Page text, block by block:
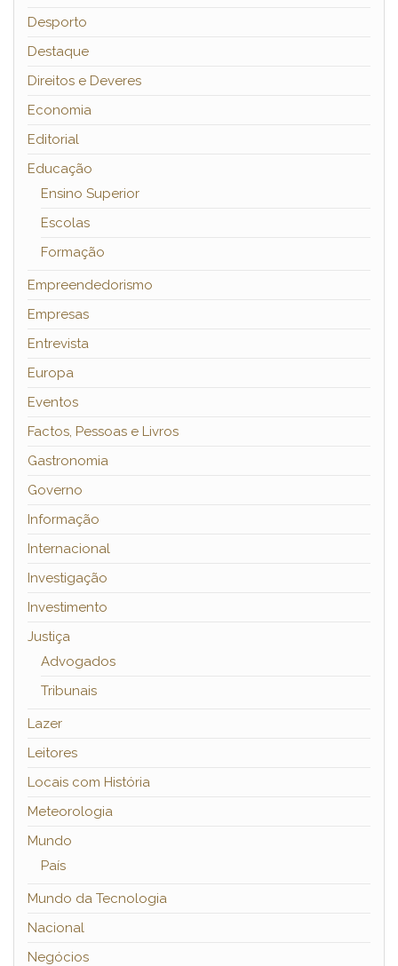
Desporto
Destaque
Direitos e Deveres
Economia
Editorial
Educação
Ensino Superior
Escolas
Formação
Empreendedorismo
Empresas
Entrevista
Europa
Eventos
Factos, Pessoas e Livros
Gastronomia
Governo
Informação
Internacional
Investigação
Investimento
Justiça
Advogados
Tribunais
Lazer
Leitores
Locais com História
Meteorologia
Mundo
País
Mundo da Tecnologia
Nacional
Negócios